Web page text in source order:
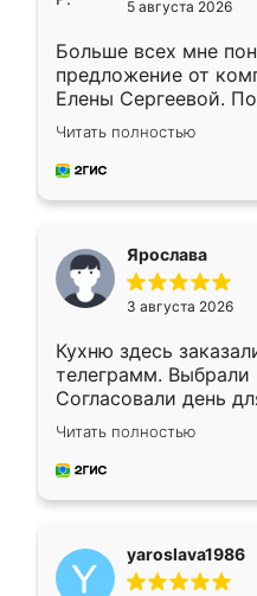
5 августа 2026
Больше всех мне
предложение от
Елены Сергеевой.
короткие сроки
для замера
предложил по моему
Читать полностью
Ярослава
3 августа 2026
Кухню здесь
телеграмм.
Согласовали день
недели кухня была
довольны работой.
мебель за
Читать полностью
yaroslava1986